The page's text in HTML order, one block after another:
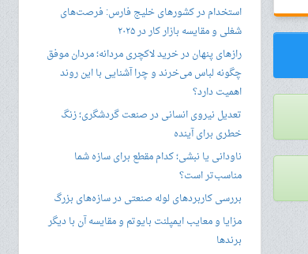
استخدام در کشورهای خلیج فارس: فرصت‌های
شغلی و مقایسه بازار کار در ۲۰۲۵
رازهای پنهان در خرید لاکچری مردانه؛ مردان موفق
چگونه لباس می‌خرند و چرا آشنایی با این روند
اهمیت دارد؟
تعدیل نیروی انسانی در صنعت گردشگری؛ زنگ
خطری برای آینده
ناودانی یا نبشی؛ کدام مقطع برای سازه شما
مناسب‌تر است؟
بررسی کاربردهای لوله صنعتی در سازه‌های بزرگ
مزایا و معایب ایمپلنت بایوتم و مقایسه آن با دیگر
برندها